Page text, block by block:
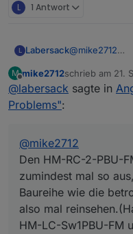
L 1 Antwort
L Labersack@mike2712
zumindest mal
Baureihe wie
Die HmIP
diesem
defekt, die
M
Offline
mike2712schrieb am 21.
zuletzt editiert
@labersack sagte in
Problems":
@mike2712
Den HM-RC-2-PBU-
zumindest mal so
Baureihe wie die
also mal
HM-LC-Sw1PBU-FM